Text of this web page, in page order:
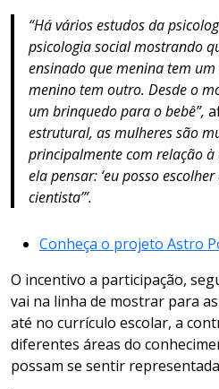
“Há vários estudos da
psicologia social mostrando
ensinado que menina tem
menino tem outro. Desde o
um brinquedo para o bebê”,
estrutural, as mulheres são
principalmente com relação
ela pensar: ‘eu posso
cientista’”.
Conheça o projeto Astro
O incentivo a participação,
vai na linha de mostrar para
até no currículo escolar, a
diferentes áreas do
possam se sentir